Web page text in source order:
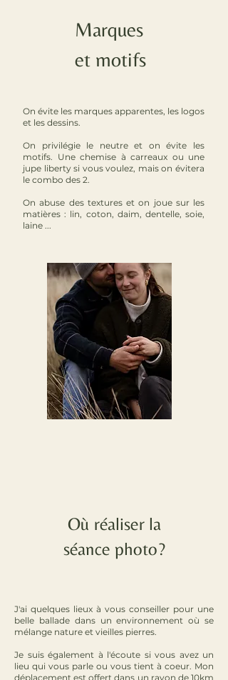
Marques
et motifs
On évite les marques apparentes, les logos
et les dessins.
On privilégie le neutre et on évite les
motifs. Une chemise à carreaux ou une
jupe liberty si vous voulez, mais on évitera
le combo des 2.
On abuse des textures et on joue sur les
matières : lin, coton, daim, dentelle, soie,
laine ...
Où réaliser la
séance photo?
J'ai quelques lieux à vous conseiller pour une
belle ballade dans un environnement où se
mélange nature et vieilles pierres.
Je suis également à l'écoute si vous avez un
lieu qui vous parle ou vous tient à coeur. Mon
déplacement est offert dans un rayon de 10km